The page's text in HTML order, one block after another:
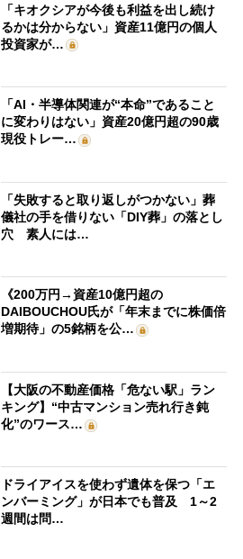
「キオクシアが今後も利益を出し続け
るかは分からない」資産11億円の個人
投資家が…
「AI・半導体関連が“本命”であること
に変わりはない」資産20億円超の90歳
現役トレー…
「失敗すると取り返しがつかない」葬
儀社の手を借りない「DIY葬」の落とし
穴 素人には…
《200万円→資産10億円超の
DAIBOUCHOU氏が「年末までに株価倍
増期待」の5銘柄を公…
【大阪の不動産価格「危ない駅」ラン
キング】“中古マンション売れ行き鈍
化”のワース…
ドライアイスを使わず遺体を保つ「エ
ンバーミング」が日本でも普及 1～2
週間は問…